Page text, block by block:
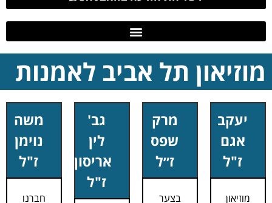
מוזיאון תל אביב לאמנות
יעקב
אגם
ז"ל
מוזיאון
מרק
שפס
ז״ל
בצער
גב'
לין
אריסון
ז"ל
משה
נוימן
ז"ל
חברנו